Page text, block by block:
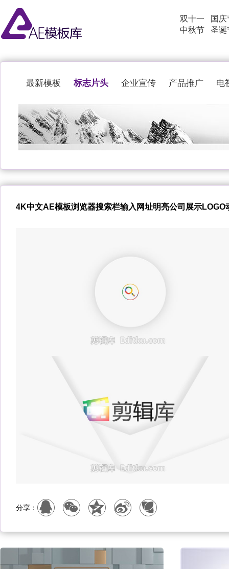
双十一
中秋节
国庆
圣诞
最新模板 标志片头 企业宣传 产品推广 电
4K中文AE模板浏览器搜索栏输入网址明亮公司展示LOGO
分享：